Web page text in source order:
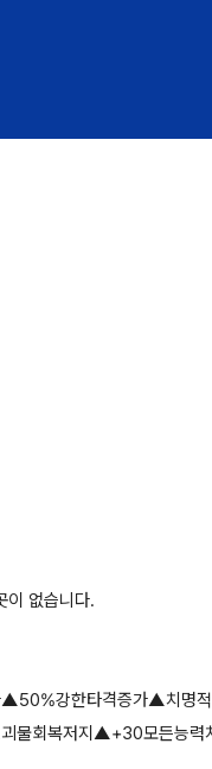
이 없습니다.
강한타격증가▲치명
회복저지▲+30모든능력